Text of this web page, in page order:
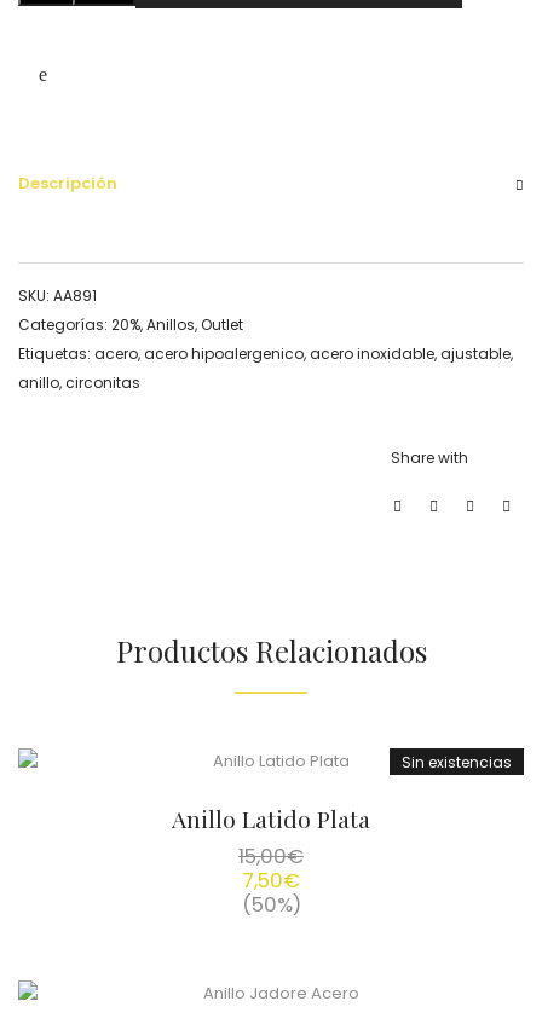
Descripción
SKU: AA891
Categorías: 20%,Anillos,Outlet
Etiquetas: acero,acero hipoalergenico,acero inoxidable,ajustable,
anillo,circonitas
Share with
Productos Relacionados
Sin existencias
Anillo Latido Plata
15,00€
7,50€
(50%)